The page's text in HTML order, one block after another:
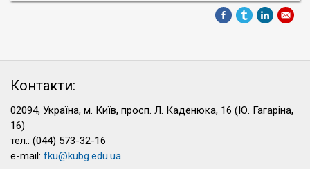
Контакти:
02094, Україна, м. Київ, просп. Л. Каденюка, 16 (Ю. Гагаріна,
16)
тел.: (044) 573-32-16
e-mail: fku@kubg.edu.ua